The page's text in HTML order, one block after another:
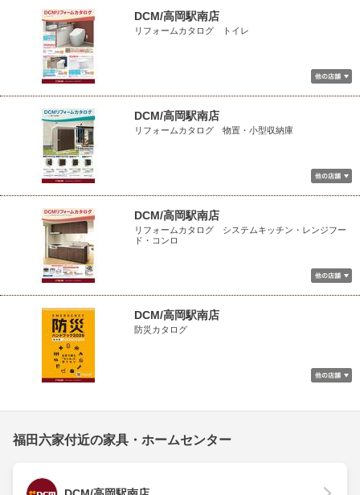
DCM/高岡駅南店
リフォームカタログ トイレ
DCM/高岡駅南店
リフォームカタログ 物置・小型収納庫
DCM/高岡駅南店
リフォームカタログ システムキッチン・レンジフー
ド・コンロ
DCM/高岡駅南店
防災カタログ
福田六家付近の家具・ホームセンター